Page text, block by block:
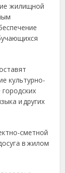
жилищной
культурно-
и других
сметной
в жилом